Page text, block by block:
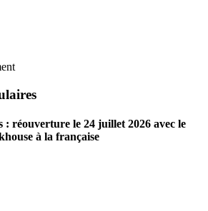
: réouverture le 24 juillet 2026 avec le
à la française